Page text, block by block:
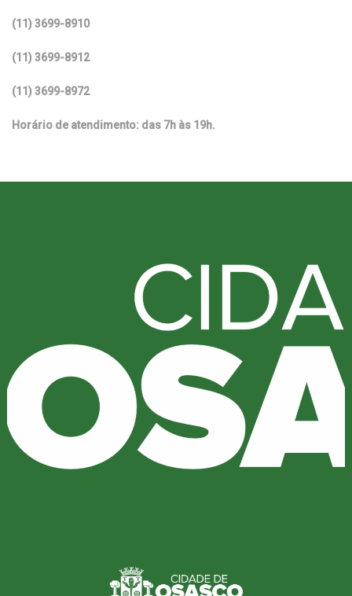
(11) 3699-8910
(11) 3699-8912
(11) 3699-8972
Horário de atendimento: das 7h às 19h.